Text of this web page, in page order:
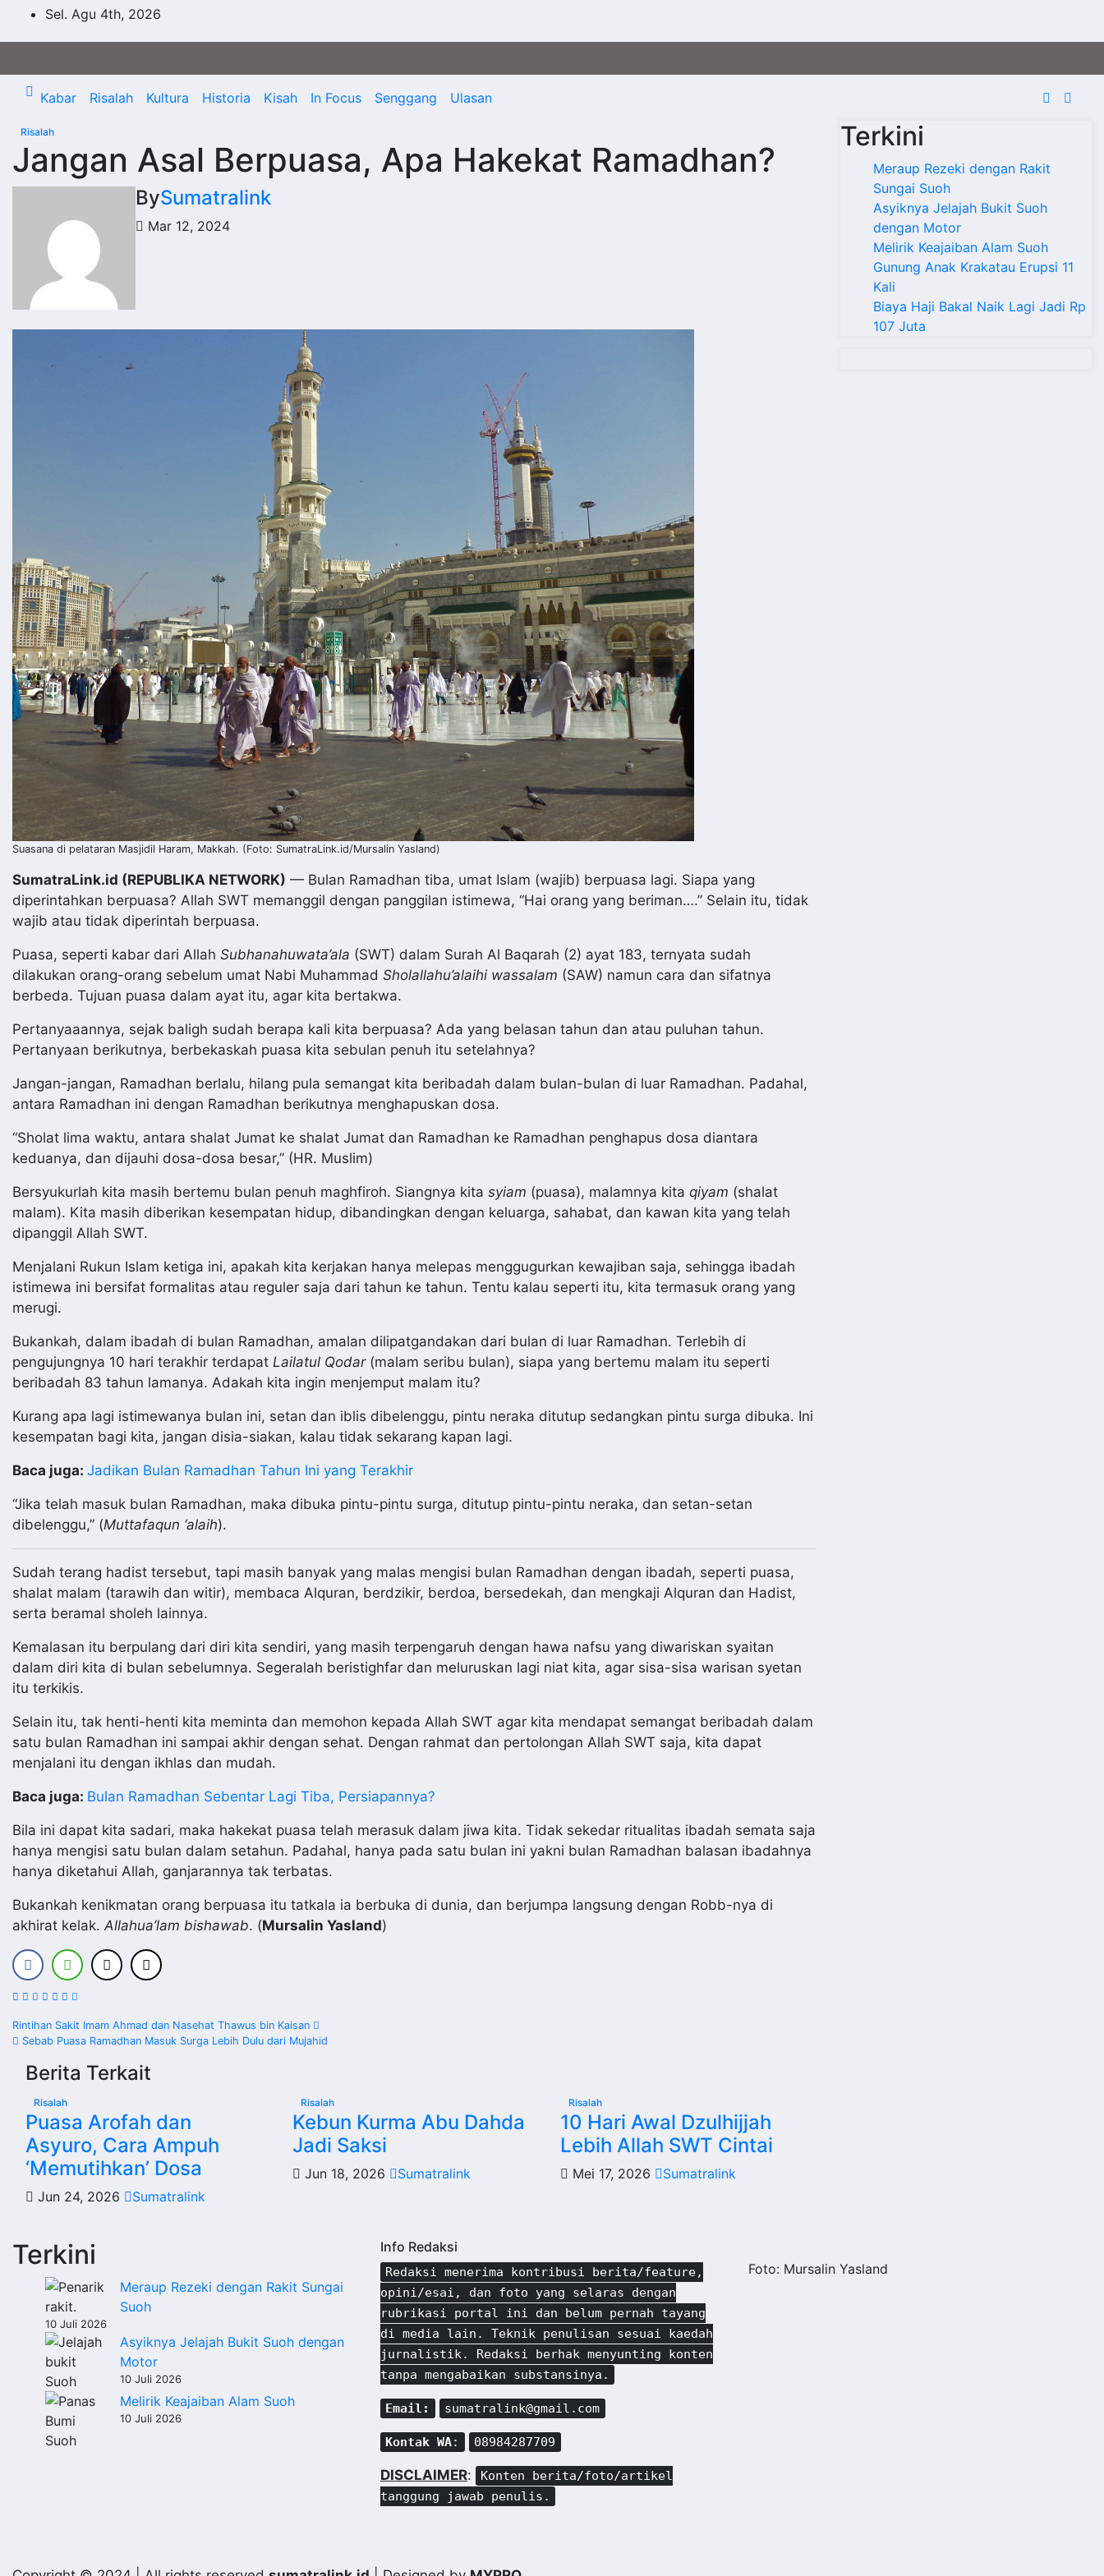
Sel. Agu 4th, 2026
Kabar Risalah Kultura Historia Kisah In Focus Senggang Ulasan
Risalah
Jangan Asal Berpuasa, Apa Hakekat Ramadhan?
BySumatralink
Mar 12, 2024
Suasana di pelataran Masjidil Haram, Makkah. (Foto: SumatraLink.id/Mursalin Yasland)
SumatraLink.id (REPUBLIKA NETWORK) — Bulan Ramadhan tiba, umat Islam (wajib) berpuasa lagi. Siapa yang
diperintahkan berpuasa? Allah SWT memanggil dengan panggilan istimewa, “Hai orang yang beriman….” Selain itu, tidak
wajib atau tidak diperintah berpuasa.
Puasa, seperti kabar dari Allah Subhanahuwata’ala (SWT) dalam Surah Al Baqarah (2) ayat 183, ternyata sudah
dilakukan orang-orang sebelum umat Nabi Muhammad Sholallahu’alaihi wassalam (SAW) namun cara dan sifatnya
berbeda. Tujuan puasa dalam ayat itu, agar kita bertakwa.
Pertanyaaannya, sejak baligh sudah berapa kali kita berpuasa? Ada yang belasan tahun dan atau puluhan tahun.
Pertanyaan berikutnya, berbekaskah puasa kita sebulan penuh itu setelahnya?
Jangan-jangan, Ramadhan berlalu, hilang pula semangat kita beribadah dalam bulan-bulan di luar Ramadhan. Padahal,
antara Ramadhan ini dengan Ramadhan berikutnya menghapuskan dosa.
“Sholat lima waktu, antara shalat Jumat ke shalat Jumat dan Ramadhan ke Ramadhan penghapus dosa diantara
keduanya, dan dijauhi dosa-dosa besar,” (HR. Muslim)
Bersyukurlah kita masih bertemu bulan penuh maghfiroh. Siangnya kita syiam (puasa), malamnya kita qiyam (shalat
malam). Kita masih diberikan kesempatan hidup, dibandingkan dengan keluarga, sahabat, dan kawan kita yang telah
dipanggil Allah SWT.
Menjalani Rukun Islam ketiga ini, apakah kita kerjakan hanya melepas menggugurkan kewajiban saja, sehingga ibadah
istimewa ini bersifat formalitas atau reguler saja dari tahun ke tahun. Tentu kalau seperti itu, kita termasuk orang yang
merugi.
Bukankah, dalam ibadah di bulan Ramadhan, amalan dilipatgandakan dari bulan di luar Ramadhan. Terlebih di
pengujungnya 10 hari terakhir terdapat Lailatul Qodar(malam seribu bulan), siapa yang bertemu malam itu seperti
beribadah 83 tahun lamanya. Adakah kita ingin menjemput malam itu?
Kurang apa lagi istimewanya bulan ini, setan dan iblis dibelenggu, pintu neraka ditutup sedangkan pintu surga dibuka. Ini
kesempatan bagi kita, jangan disia-siakan, kalau tidak sekarang kapan lagi.
Baca juga: Jadikan Bulan Ramadhan Tahun Ini yang Terakhir
“Jika telah masuk bulan Ramadhan, maka dibuka pintu-pintu surga, ditutup pintu-pintu neraka, dan setan-setan
dibelenggu,” (Muttafaqun ‘alaih).
Sudah terang hadist tersebut, tapi masih banyak yang malas mengisi bulan Ramadhan dengan ibadah, seperti puasa,
shalat malam (tarawih dan witir), membaca Alquran, berdzikir, berdoa, bersedekah, dan mengkaji Alquran dan Hadist,
serta beramal sholeh lainnya.
Kemalasan itu berpulang dari diri kita sendiri, yang masih terpengaruh dengan hawa nafsu yang diwariskan syaitan
dalam diri kita di bulan sebelumnya. Segeralah beristighfar dan meluruskan lagi niat kita, agar sisa-sisa warisan syetan
itu terkikis.
Selain itu, tak henti-henti kita meminta dan memohon kepada Allah SWT agar kita mendapat semangat beribadah dalam
satu bulan Ramadhan ini sampai akhir dengan sehat. Dengan rahmat dan pertolongan Allah SWT saja, kita dapat
menjalani itu dengan ikhlas dan mudah.
Baca juga: Bulan Ramadhan Sebentar Lagi Tiba, Persiapannya?
Bila ini dapat kita sadari, maka hakekat puasa telah merasuk dalam jiwa kita. Tidak sekedar ritualitas ibadah semata saja
hanya mengisi satu bulan dalam setahun. Padahal, hanya pada satu bulan ini yakni bulan Ramadhan balasan ibadahnya
hanya diketahui Allah, ganjarannya tak terbatas.
Bukankah kenikmatan orang berpuasa itu tatkala ia berbuka di dunia, dan berjumpa langsung dengan Robb-nya di
akhirat kelak.Allahua’lam bishawab. (Mursalin Yasland)
Navigasi
pos
Rintihan Sakit Imam Ahmad dan Nasehat Thawus bin Kaisan
Sebab Puasa Ramadhan Masuk Surga Lebih Dulu dari Mujahid
Berita Terkait
Risalah
Puasa Arofah dan
Asyuro, Cara Ampuh
‘Memutihkan’ Dosa
Jun 24, 2026 Sumatralink
Risalah
Kebun Kurma Abu Dahda
Jadi Saksi
Jun 18, 2026 Sumatralink
Risalah
10 Hari Awal Dzulhijjah
Lebih Allah SWT Cintai
Mei 17, 2026 Sumatralink
Terkini
Meraup Rezeki dengan Rakit
Sungai Suoh
Asyiknya Jelajah Bukit Suoh
dengan Motor
Melirik Keajaiban Alam Suoh
Gunung Anak Krakatau Erupsi 11
Kali
Biaya Haji Bakal Naik Lagi Jadi Rp
107 Juta
Terkini
Meraup Rezeki dengan Rakit Sungai
Suoh
10 Juli 2026
Asyiknya Jelajah Bukit Suoh dengan
Motor
10 Juli 2026
Melirik Keajaiban Alam Suoh
10 Juli 2026
Info Redaksi
Redaksi menerima kontribusi berita/feature,
opini/esai, dan foto yang selaras dengan
rubrikasi portal ini dan belum pernah tayang
di media lain. Teknik penulisan sesuai kaedah
jurnalistik. Redaksi berhak menyunting konten
tanpa mengabaikan substansinya.
Email: sumatralink@gmail.com
Kontak WA: 08984287709
DISCLAIMER:
Konten berita/foto/artikel
tanggung jawab penulis.
Foto: Mursalin Yasland